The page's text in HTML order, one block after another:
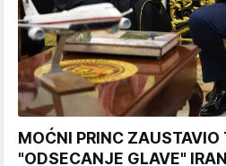
MOĆNI PRINC ZAUSTAVIO
"ODSECANJE GLAVE"